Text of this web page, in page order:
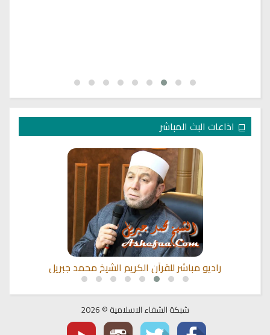
اذاعات البث المباشر
راديو مباشر للقرآن الكريم الشيخ محمد جبريل
شبكة الشفاء الاسلامية © 2026